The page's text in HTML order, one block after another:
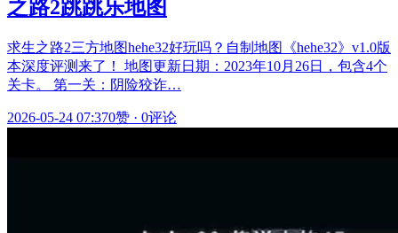
之路2跳跳乐地图
求生之路2三方地图hehe32好玩吗？自制地图《hehe32》v1.0版
本深度评测来了！ 地图更新日期：2023年10月26日，包含4个
关卡。 第一关：阴险狡诈…
2026-05-24 07:370赞 · 0评论